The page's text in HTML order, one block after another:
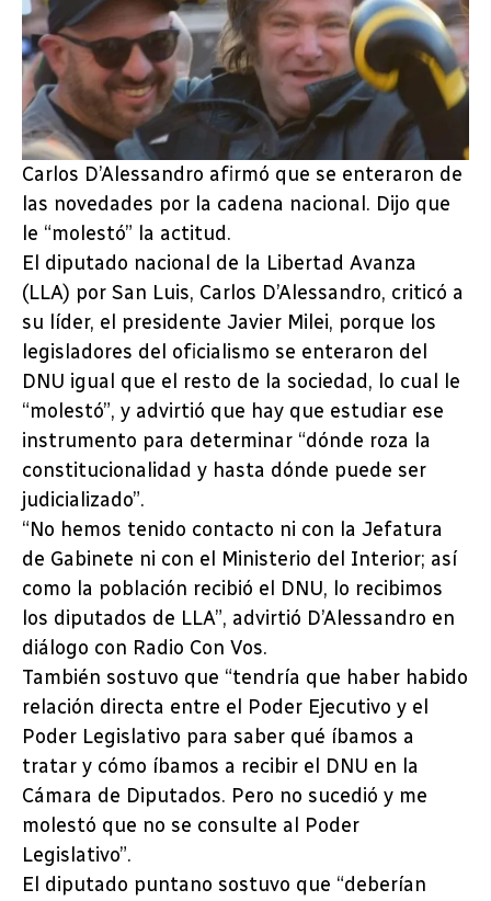
Carlos D’Alessandro afirmó que se enteraron de
las novedades por la cadena nacional. Dijo que
le “molestó” la actitud.
El diputado nacional de la Libertad Avanza
(LLA) por San Luis, Carlos D’Alessandro, criticó a
su líder, el presidente Javier Milei, porque los
legisladores del oficialismo se enteraron del
DNU igual que el resto de la sociedad, lo cual le
“molestó”, y advirtió que hay que estudiar ese
instrumento para determinar “dónde roza la
constitucionalidad y hasta dónde puede ser
judicializado”.
“No hemos tenido contacto ni con la Jefatura
de Gabinete ni con el Ministerio del Interior; así
como la población recibió el DNU, lo recibimos
los diputados de LLA”, advirtió D’Alessandro en
diálogo con Radio Con Vos.
También sostuvo que “tendría que haber habido
relación directa entre el Poder Ejecutivo y el
Poder Legislativo para saber qué íbamos a
tratar y cómo íbamos a recibir el DNU en la
Cámara de Diputados. Pero no sucedió y me
molestó que no se consulte al Poder
Legislativo”.
El diputado puntano sostuvo que “deberían